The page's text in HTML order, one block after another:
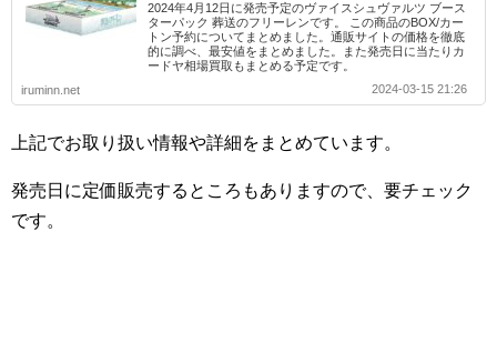
2024年4月12日に発売予定のヴァイスシュヴァルツ ブース
ターパック 葬送のフリーレンです。 この商品のBOX/カー
トン予約についてまとめました。通販サイトの価格を徹底
的に調べ、最安値をまとめました。また発売日に当たりカ
ードヤ相場買取もまとめる予定です。
iruminn.net
2024-03-15 21:26
上記でお取り扱い情報や詳細をまとめています。
発売日に定価販売するところもありますので、要チェック
です。